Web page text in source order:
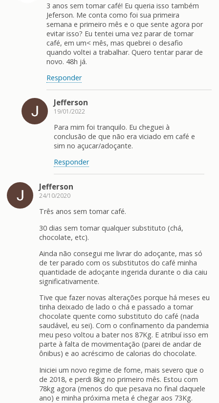
3 anos sem tomar café! Eu queria isso também
Jeferson. Me conta como foi sua primeira
semana e primeiro mês e o que sente agora por
evitar isso? Eu tentei uma vez parar de tomar
café, em um< mês, mas quebrei o desafio
quando voltei a trabalhar. Quero tentar parar de
novo. 48h já.
Responder
Jefferson
19/01/2022
Para mim foi tranquilo. Eu cheguei à
conclusão de que não era viciado em café e
sim no açucar/adoçante.
Responder
Jefferson
24/10/2020
Três anos sem tomar café.
30 dias sem tomar qualquer substituto (chá,
chocolate, etc).
Ainda não consegui me livrar do adoçante, mas só
de ter parado com os substitutos do café minha
quantidade de adoçante ingerida durante o dia caiu
significativamente.
Tive que fazer novas alterações porque há meses eu
tinha deixado de lado o chá e passado a tomar
chocolate quente como substituto do café (nada
saudável, eu sei). Com o confinamento da pandemia
meu peso voltou a bater nos 87Kg. E atribuí isso em
parte à falta de movimentação (parei de andar de
ônibus) e ao acréscimo de calorias do chocolate.
Iniciei um novo regime de fome, mais severo que o
de 2018, e perdi 8kg no primeiro mês. Estou com
78kg agora (menos do que pesava no final daquele
ano) e minha próxima meta é chegar aos 73Kg.